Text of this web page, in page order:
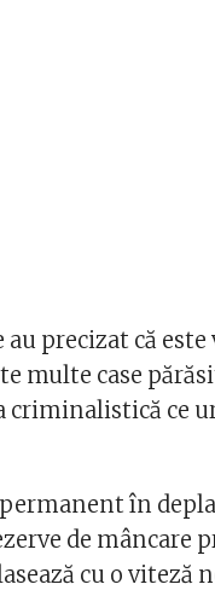
au precizat că
multe case
criminalistică ce
în
de mâncare
cu o